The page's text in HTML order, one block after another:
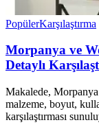
PopülerKarşılaştırma
Morpanya ve
Detaylı
Makalede,
malzeme, boyut,
karşılaştırması